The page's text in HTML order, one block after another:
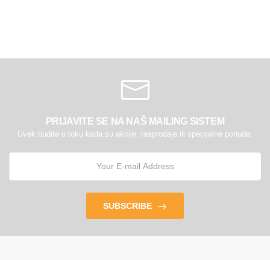
PRIJAVITE SE NA NAŠ MAILING SISTEM
Uvek budite u toku kada su akcije, rasprodaje ili specijalne ponude.
SUBSCRIBE